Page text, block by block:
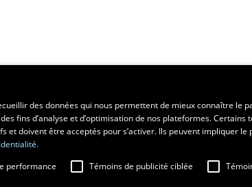
des données qui nous permettent de mieux connaître le
fins d’analyse et d’optimisation de nos plateformes.
et doivent être acceptés pour s’activer. Ils peuvent impliquer
performance Témoins de publicité ciblée